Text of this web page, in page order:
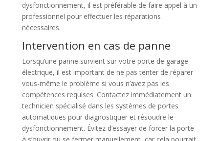
dysfonctionnement, il est préférable de faire appel à un
professionnel pour effectuer les réparations
nécessaires.
Intervention en cas de panne
Lorsqu’une panne survient sur votre porte de garage
électrique, il est important de ne pas tenter de réparer
vous-même le problème si vous n’avez pas les
compétences requises. Contactez immédiatement un
technicien spécialisé dans les systèmes de portes
automatiques pour diagnostiquer et résoudre le
dysfonctionnement. Évitez d’essayer de forcer la porte